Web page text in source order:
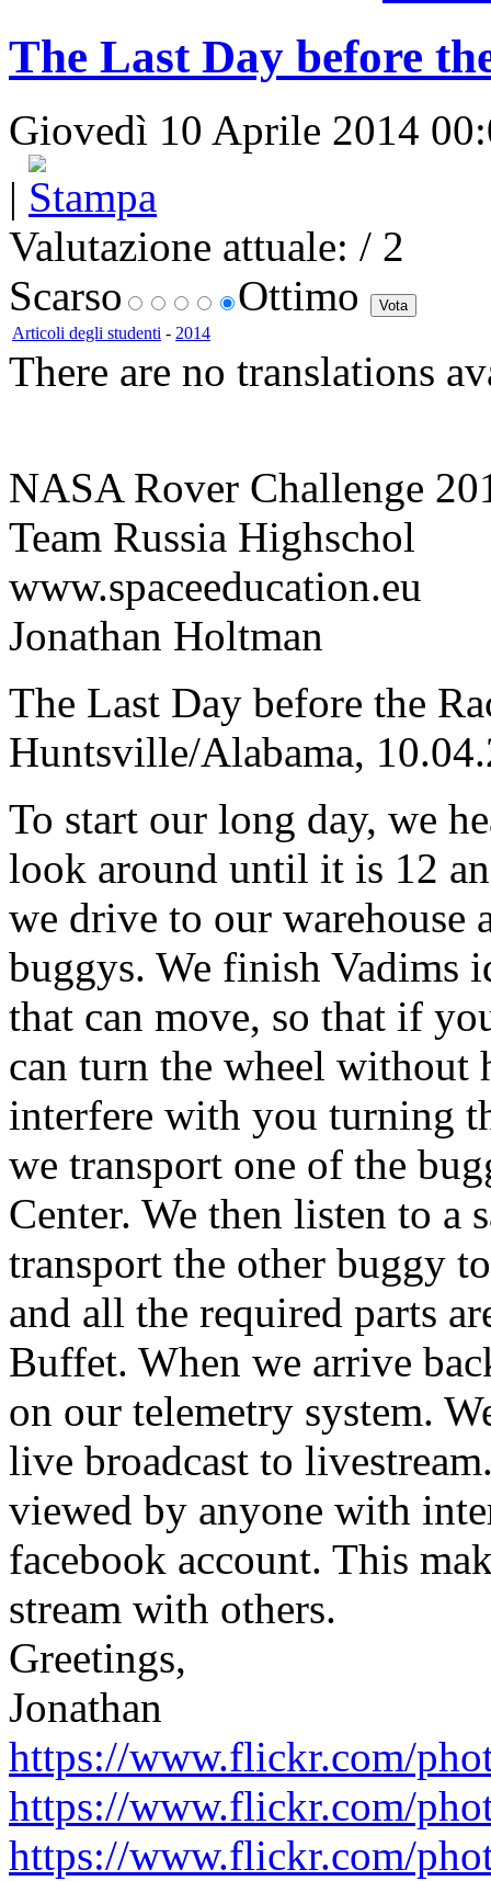
The Last Day before
Giovedì 10 Aprile 2014
|
Valutazione attuale: / 2
Scarso
Ottimo
Articoli degli studenti - 2014
There are no translations
NASA Rover Challenge
Team Russia Highschol
www.spaceeducation.eu
Jonathan Holtman
The Last Day before the
Huntsville/Alabama,
To start our long day, we
look around until it is 12
we drive to our warehouse
buggys. We finish Vadims
that can move, so that if
can turn the wheel without
interfere with you turning
we transport one of the
Center. We then listen to a
transport the other buggy
and all the required parts
Buffet. When we arrive
on our telemetry system.
live broadcast to
viewed by anyone with
facebook account. This
stream with others.
Greetings,
Jonathan
https://www.flickr.com/
https://www.flickr.com/
https://www.flickr.com/